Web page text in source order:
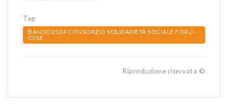
Tag
BANDO2024 CONSORZIO SOLIDARIETÀ SOCIALE FORLÌ-
CESE
Riproduzione riservata ©